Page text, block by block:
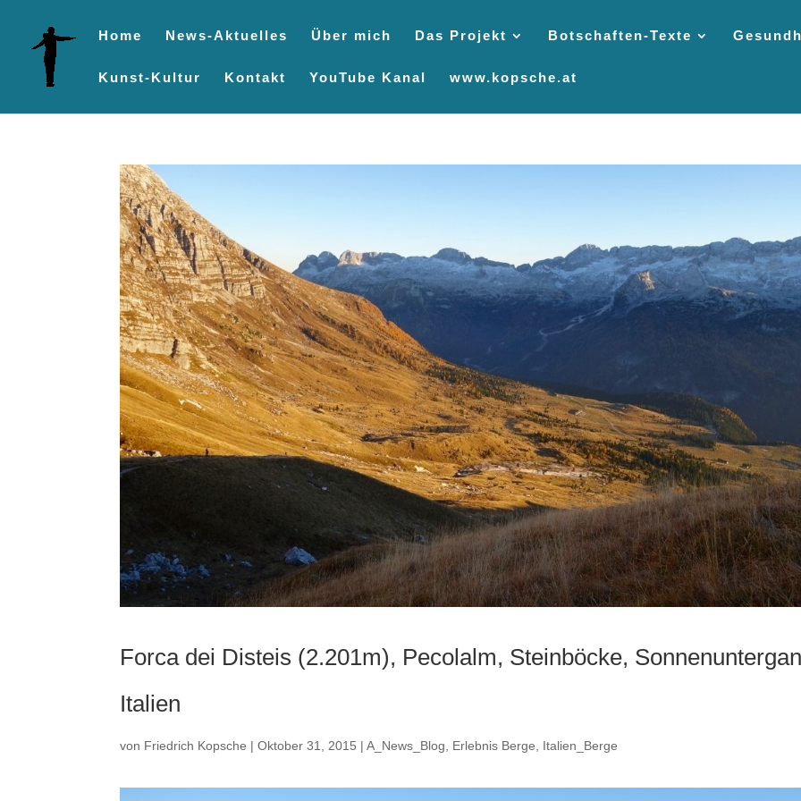
Home News-Aktuelles Über mich Das Projekt Botschaften-Texte
Kunst-Kultur Kontakt YouTube Kanal www.kopsche.at
Forca dei Disteis (2.201m), Pecolalm, Steinböcke,
Italien
von Friedrich Kopsche |Oktober 31, 2015 |A_News_Blog Erlebnis Berge Italien_Berge